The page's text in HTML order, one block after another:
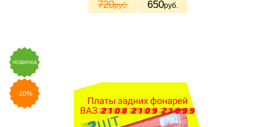
720руб. 650руб.
НОВИНКА
-20%